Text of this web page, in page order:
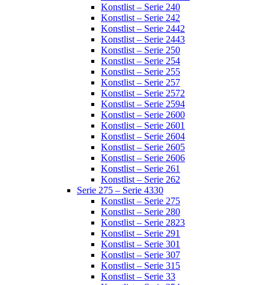
Konstlist – Serie 240
Konstlist – Serie 242
Konstlist – Serie 2442
Konstlist – Serie 2443
Konstlist – Serie 250
Konstlist – Serie 254
Konstlist – Serie 255
Konstlist – Serie 257
Konstlist – Serie 2572
Konstlist – Serie 2594
Konstlist – Serie 2600
Konstlist – Serie 2601
Konstlist – Serie 2604
Konstlist – Serie 2605
Konstlist – Serie 2606
Konstlist – Serie 261
Konstlist – Serie 262
Serie 275 – Serie 4330
Konstlist – Serie 275
Konstlist – Serie 280
Konstlist – Serie 2823
Konstlist – Serie 291
Konstlist – Serie 301
Konstlist – Serie 307
Konstlist – Serie 315
Konstlist – Serie 33